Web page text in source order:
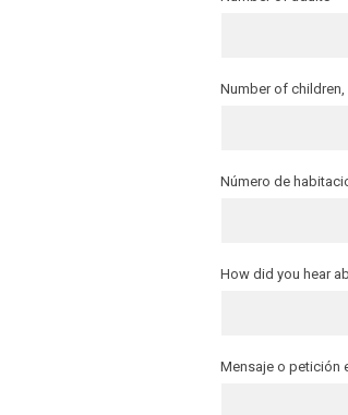
Number of
Número de
How did you hear
Mensaje o petición